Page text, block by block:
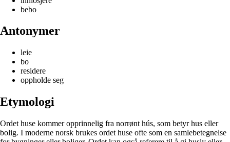
bebo
Antonymer
leie
bo
residere
oppholde seg
Etymologi
Ordet huse kommer opprinnelig fra norrønt hús, som betyr hus eller
bolig. I moderne norsk brukes ordet huse ofte som en samlebetegnelse